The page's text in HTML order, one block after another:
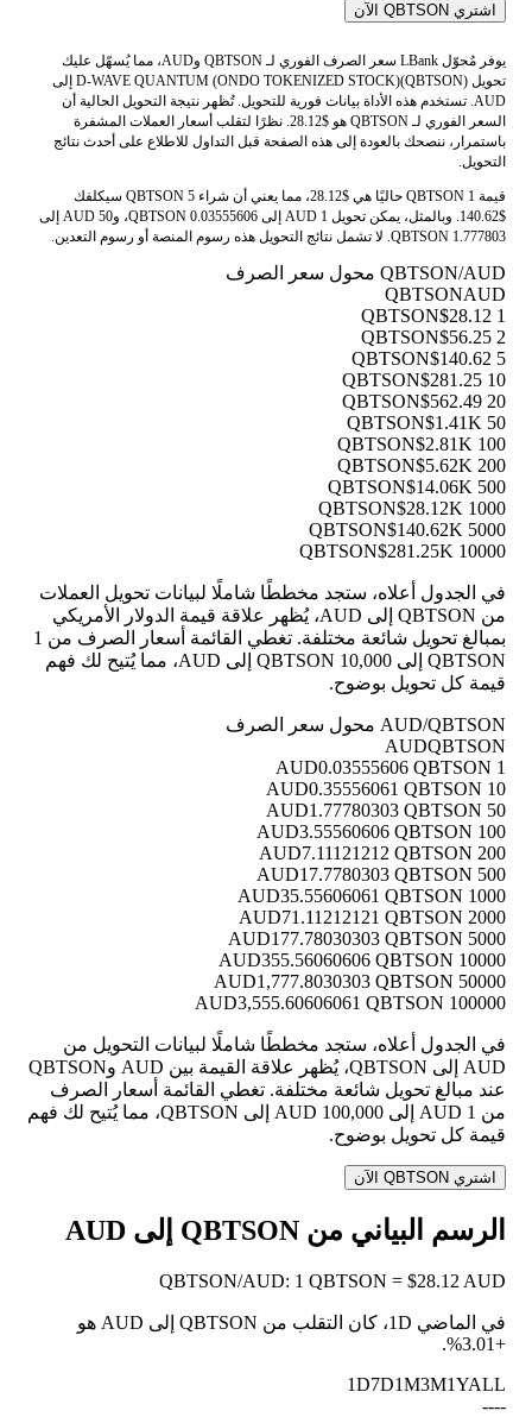
اشتري QBTSON الآن
يوفر مُحوّل LBank سعر الصرف الفوري لـ QBTSON وAUD، مما يُسهّل عليك
تحويل D-WAVE QUANTUM (ONDO TOKENIZED STOCK)(QBTSON) إلى
AUD. تستخدم هذه الأداة بيانات فورية للتحويل. تُظهر نتيجة التحويل الحالية أن
السعر الفوري لـ QBTSON هو $28.12. نظرًا لتقلب أسعار العملات المشفرة
باستمرار، ننصحك بالعودة إلى هذه الصفحة قبل التداول للاطلاع على أحدث نتائج
التحويل.
قيمة 1 QBTSON حاليًا هي $28.12، مما يعني أن شراء 5 QBTSON سيكلفك
$140.62. وبالمثل، يمكن تحويل 1 AUD إلى 0.03555606 QBTSON، و50 AUD إلى
1.777803 QBTSON. لا تشمل نتائج التحويل هذه رسوم المنصة أو رسوم التعدين.
QBTSON/AUD محول سعر الصرف
QBTSONAUD
1 QBTSON
$28.12
2 QBTSON
$56.25
5 QBTSON
$140.62
10 QBTSON
$281.25
20 QBTSON
$562.49
50 QBTSON
$1.41K
100 QBTSON
$2.81K
200 QBTSON
$5.62K
500 QBTSON
$14.06K
1000 QBTSON
$28.12K
5000 QBTSON
$140.62K
10000 QBTSON
$281.25K
في الجدول أعلاه، ستجد مخططًا شاملًا لبيانات تحويل العملات
من QBTSON إلى AUD، يُظهر علاقة قيمة الدولار الأمريكي
بمبالغ تحويل شائعة مختلفة. تغطي القائمة أسعار الصرف من 1
QBTSON إلى 10,000 QBTSON إلى AUD، مما يُتيح لك فهم
قيمة كل تحويل بوضوح.
AUD/QBTSON محول سعر الصرف
AUDQBTSON
1 AUD
0.03555606 QBTSON
10 AUD
0.35556061 QBTSON
50 AUD
1.77780303 QBTSON
100 AUD
3.55560606 QBTSON
200 AUD
7.11121212 QBTSON
500 AUD
17.7780303 QBTSON
1000 AUD
35.55606061 QBTSON
2000 AUD
71.11212121 QBTSON
5000 AUD
177.78030303 QBTSON
10000 AUD
355.56060606 QBTSON
50000 AUD
1,777.8030303 QBTSON
100000 AUD
3,555.60606061 QBTSON
في الجدول أعلاه، ستجد مخططًا شاملًا لبيانات التحويل من
AUD إلى QBTSON، يُظهر علاقة القيمة بين AUD وQBTSON
عند مبالغ تحويل شائعة مختلفة. تغطي القائمة أسعار الصرف
من 1 AUD إلى 100,000 AUD إلى QBTSON، مما يُتيح لك فهم
قيمة كل تحويل بوضوح.
اشتري QBTSON الآن
الرسم البياني من QBTSON إلى AUD
QBTSON/AUD: 1 QBTSON = $28.12 AUD
في الماضي 1D، كان التقلب من QBTSON إلى AUD هو
+3.01%
.
1D7D1M3M1YALL
--
--